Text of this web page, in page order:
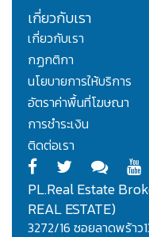
เกี่ยวกับเรา
เกี่ยวกับเรา
กฏกติกา
นโยบายการให้บริการ
อัตราค่าพื้นที่โฆษณา
การชำระเงิน
ติดต่อเรา
PL.Real Estate
REAL ESTATE)
3272/16 ซอยลาดพร้า